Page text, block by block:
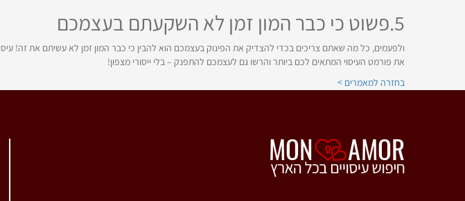
5.פשוט כי כבר המון זמן לא השקעתם בעצמכם
ולפעמים, כל מה שאתם צריכים בכדי להצדיק את הפינוק בעצמכם הוא להבין כי כבר המון זמן לא עשיתם את זה!
את פורמט העיסוי המתאים לכם ביותר והרשו גם לעצמכם להתפנק – בלי ייסורי מצפון!
בחזרה למאמרים >